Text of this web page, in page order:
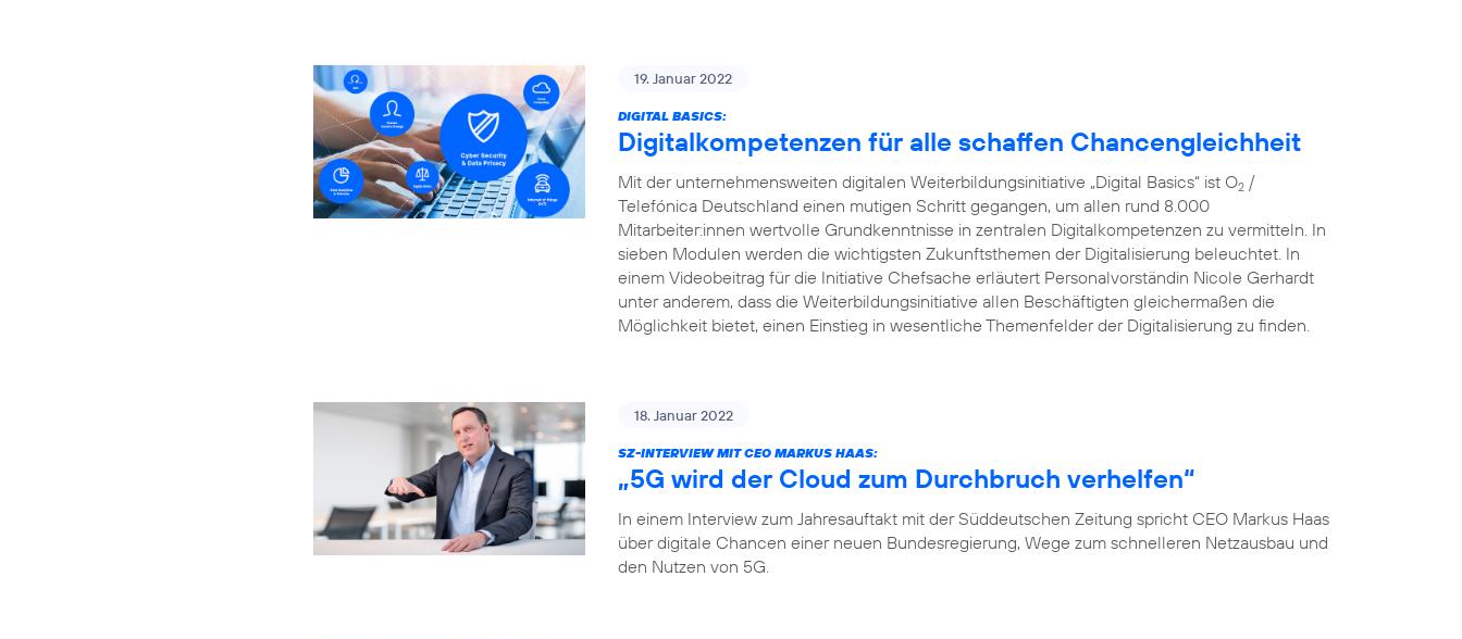
19. Januar 2022
DIGITAL BASICS:
Digitalkompetenzen für alle schaffen Chancengleichheit
Mit der unternehmensweiten digitalen Weiterbildungsinitiative „Digital Basics“ ist O2 /
Telefónica Deutschland einen mutigen Schritt gegangen, um allen rund 8.000
Mitarbeiter:innen wertvolle Grundkenntnisse in zentralen Digitalkompetenzen zu vermitteln. In
sieben Modulen werden die wichtigsten Zukunftsthemen der Digitalisierung beleuchtet. In
einem Videobeitrag für die Initiative Chefsache erläutert Personalvorständin Nicole Gerhardt
unter anderem, dass die Weiterbildungsinitiative allen Beschäftigten gleichermaßen die
Möglichkeit bietet, einen Einstieg in wesentliche Themenfelder der Digitalisierung zu finden.
18. Januar 2022
SZ-INTERVIEW MIT CEO MARKUS HAAS:
„5G wird der Cloud zum Durchbruch verhelfen“
In einem Interview zum Jahresauftakt mit der Süddeutschen Zeitung spricht CEO Markus Haas
über digitale Chancen einer neuen Bundesregierung, Wege zum schnelleren Netzausbau und
den Nutzen von 5G.